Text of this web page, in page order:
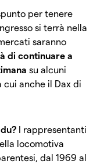
per tenere
si terrà nella
saranno
di continuare a
su alcuni
anche il Dax di
I rappresentanti
locomotiva
dal 1969 al